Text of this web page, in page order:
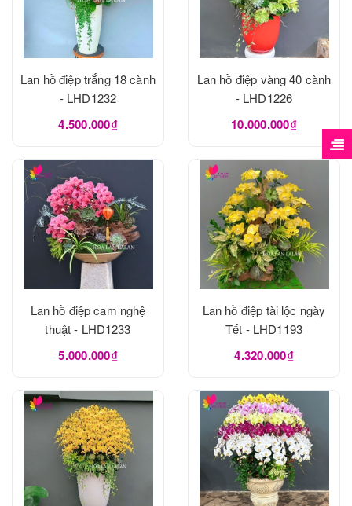
Lan hồ điệp trắng 18 cành
- LHD1232
4.500.000₫
Lan hồ điệp vàng 40 cành
- LHD1226
10.000.000₫
Lan hồ điệp cam nghệ
thuật - LHD1233
5.000.000₫
Lan hồ điệp tài lộc ngày
Tết - LHD1193
4.320.000₫